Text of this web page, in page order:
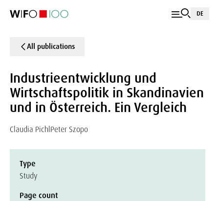
DE
All publications
Industrieentwicklung und
Wirtschaftspolitik in Skandinavien
und in Österreich. Ein Vergleich
Claudia Pichl Peter Szopo
Type
Study
Page count